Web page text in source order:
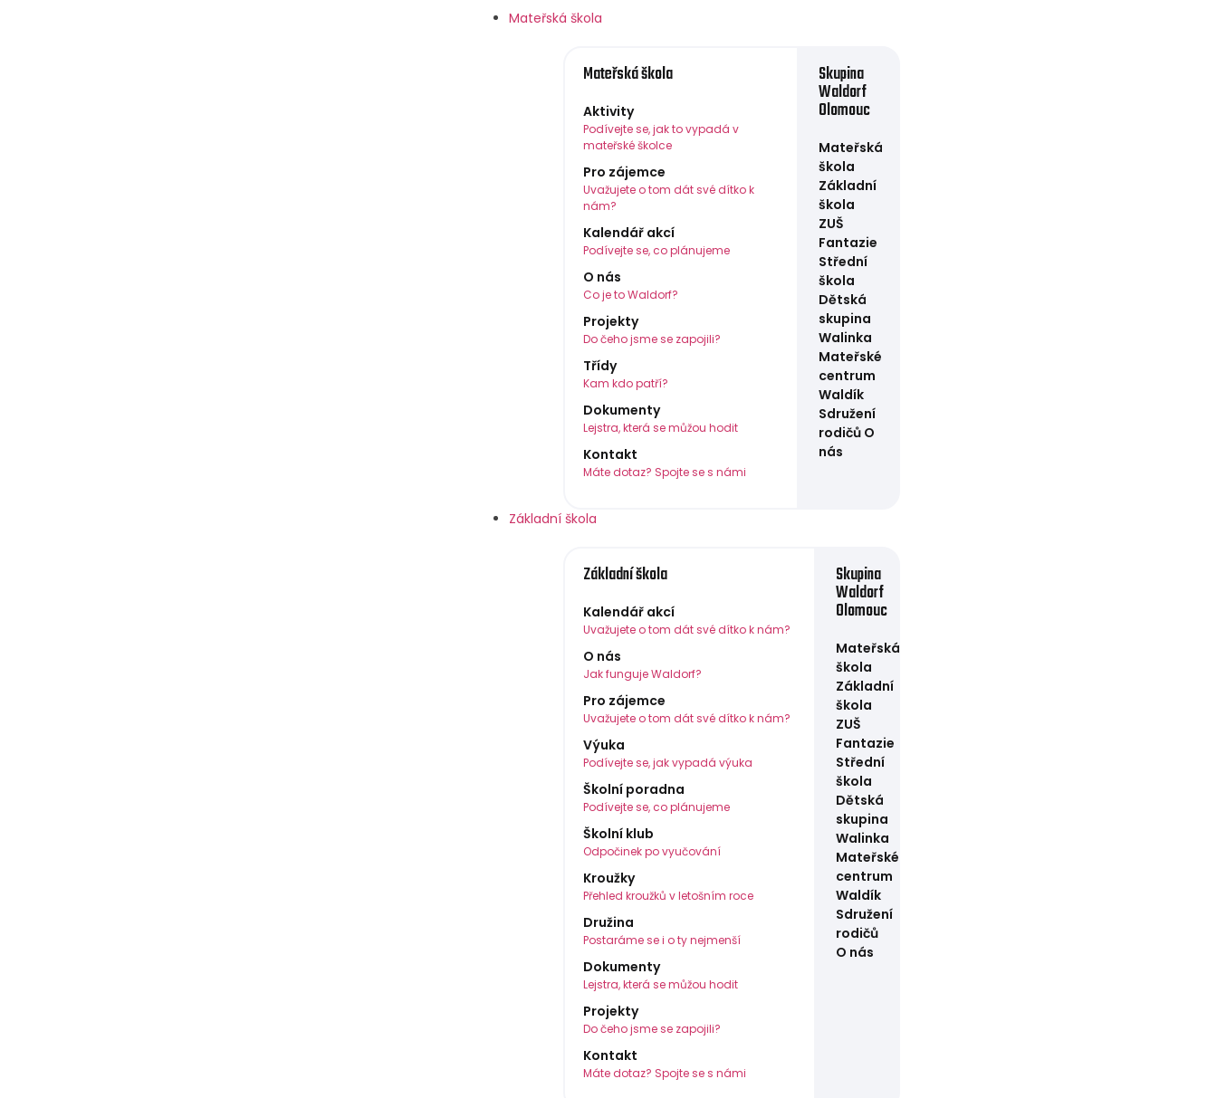
Mateřská škola
Mateřská škola
Aktivity
Podívejte se, jak to vypadá v
mateřské školce
Pro zájemce
Uvažujete o tom dát své dítko k
nám?
Kalendář akcí
Podívejte se, co plánujeme
O nás
Co je to Waldorf?
Projekty
Do čeho jsme se zapojili?
Třídy
Kam kdo patří?
Dokumenty
Lejstra, která se můžou hodit
Kontakt
Máte dotaz? Spojte se s námi
Skupina
Waldorf
Olomouc
Mateřská
škola
Základní
škola
ZUŠ
Fantazie
Střední
škola
Dětská
skupina
Walinka
Mateřské
centrum
Waldík
Sdružení
rodičů O
nás
Základní škola
Základní škola
Kalendář akcí
Uvažujete o tom dát své dítko k nám?
O nás
Jak funguje Waldorf?
Pro zájemce
Uvažujete o tom dát své dítko k nám?
Výuka
Podívejte se, jak vypadá výuka
Školní poradna
Podívejte se, co plánujeme
Školní klub
Odpočinek po vyučování
Kroužky
Přehled kroužků v letošním roce
Družina
Postaráme se i o ty nejmenší
Dokumenty
Lejstra, která se můžou hodit
Projekty
Do čeho jsme se zapojili?
Kontakt
Máte dotaz? Spojte se s námi
Skupina
Waldorf
Olomouc
Mateřská
škola
Základní
škola
ZUŠ
Fantazie
Střední
škola
Dětská
skupina
Walinka
Mateřské
centrum
Waldík
Sdružení
rodičů
O nás